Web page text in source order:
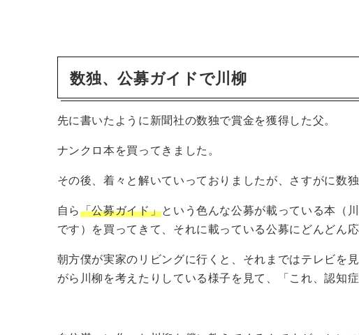
数独、公募ガイドで川柳
先に書いたように新聞社の数独で賞金を獲得した父。
ナンクロ本を買ってきました。
その後、着々と解いていっておりましたが、さすがに数
自ら「公募ガイド」という色んな公募が載っている本（
です）を買ってきて、それに載っている公募にどんどん
朝方僕が実家のリビングに行くと、それまではテレビを
がら川柳を考えたりしている様子を見て、「これ、認知